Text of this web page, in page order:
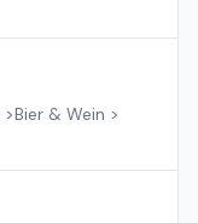
>Bier & Wein >